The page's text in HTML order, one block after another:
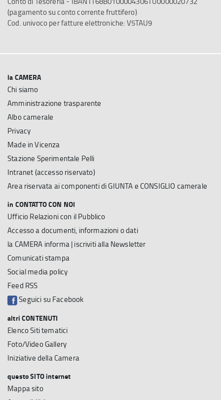
(pagamento su conto corrente fruttifero)
Cod. univoco per fatture elettroniche: V5TAU9
la CAMERA
Chi siamo
Amministrazione trasparente
Albo camerale
Privacy
Made in Vicenza
Stazione Sperimentale Pelli
Intranet (accesso riservato)
Area riservata ai componenti di GIUNTA e CONSIGLIO camerale
in CONTATTO CON NOI
Ufficio Relazioni con il Pubblico
Accesso a documenti, informazioni o dati
la CAMERA informa | iscriviti alla Newsletter
Comunicati stampa
Social media policy
Feed RSS
Seguici su Facebook
altri CONTENUTI
Elenco Siti tematici
Foto/Video Gallery
Iniziative della Camera
questo SITO internet
Mappa sito